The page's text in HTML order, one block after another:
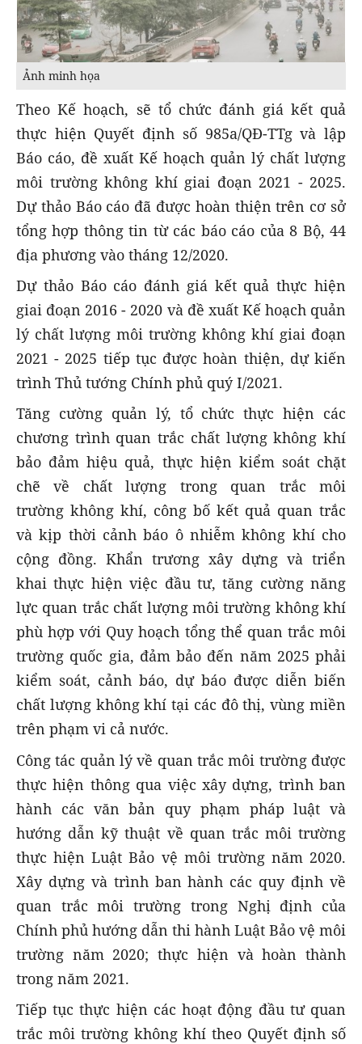
Ảnh minh họa
Theo Kế hoạch, sẽ tổ chức đánh giá kết quả
thực hiện Quyết định số 985a/QĐ-TTg và lập
Báo cáo, đề xuất Kế hoạch quản lý chất lượng
môi trường không khí giai đoạn 2021 - 2025.
Dự thảo Báo cáo đã được hoàn thiện trên cơ sở
tổng hợp thông tin từ các báo cáo của 8 Bộ, 44
địa phương vào tháng 12/2020.
Dự thảo Báo cáo đánh giá kết quả thực hiện
giai đoạn 2016 - 2020 và đề xuất Kế hoạch quản
lý chất lượng môi trường không khí giai đoạn
2021 - 2025 tiếp tục được hoàn thiện, dự kiến
trình Thủ tướng Chính phủ quý I/2021.
Tăng cường quản lý, tổ chức thực hiện các
chương trình quan trắc chất lượng không khí
bảo đảm hiệu quả, thực hiện kiểm soát chặt
chẽ về chất lượng trong quan trắc môi
trường không khí, công bố kết quả quan trắc
và kịp thời cảnh báo ô nhiễm không khí cho
cộng đồng. Khẩn trương xây dựng và triển
khai thực hiện việc đầu tư, tăng cường năng
lực quan trắc chất lượng môi trường không khí
phù hợp với Quy hoạch tổng thể quan trắc môi
trường quốc gia, đảm bảo đến năm 2025 phải
kiểm soát, cảnh báo, dự báo được diễn biến
chất lượng không khí tại các đô thị, vùng miền
trên phạm vi cả nước.
Công tác quản lý về quan trắc môi trường được
thực hiện thông qua việc xây dựng, trình ban
hành các văn bản quy phạm pháp luật và
hướng dẫn kỹ thuật về quan trắc môi trường
thực hiện Luật Bảo vệ môi trường năm 2020.
Xây dựng và trình ban hành các quy định về
quan trắc môi trường trong Nghị định của
Chính phủ hướng dẫn thi hành Luật Bảo vệ môi
trường năm 2020; thực hiện và hoàn thành
trong năm 2021.
Tiếp tục thực hiện các hoạt động đầu tư quan
trắc môi trường không khí theo Quyết định số